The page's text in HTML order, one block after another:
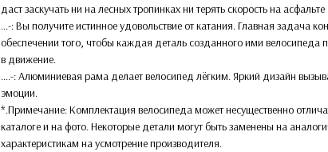
даст заскучать ни на лесных тропинках ни терять скорость на асфальте
...-: Вы получите истинное удовольствие от катания. Главная задача
обеспечении того, чтобы каждая деталь созданного ими
в движение.
….-: Алюминиевая рама делает велосипед лёгким. Яркий дизайн
эмоции.
*.Примечание: Комплектация велосипеда может несущественно
каталоге и на фото. Некоторые детали могут быть заменены на
характеристикам на усмотрение производителя.